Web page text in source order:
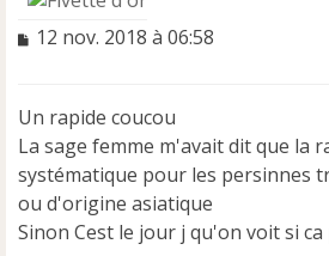
M
a
g
e
n
o
n
12 nov. 2018 à 06:58
Un rapide coucou
La sage femme m'avait dit que la
systématique pour les persinnes
ou d'origine asiatique
Sinon Cest le jour j qu'on voit si ca